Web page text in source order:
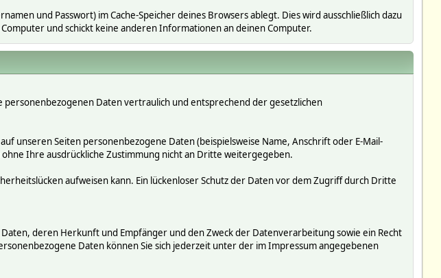
und Passwort) im Cache-Speicher deines Browsers ablegt. Dies wird ausschließlich dazu
und schickt keine anderen Informationen an deinen Computer.
Daten vertraulich und entsprechend der gesetzlichen
unseren Seiten personenbezogene Daten (beispielsweise Name, Anschrift oder E-Mail-
Ihre ausdrückliche Zustimmung nicht an Dritte weitergegeben.
aufweisen kann. Ein lückenloser Schutz der Daten vor dem Zugriff durch Dritte
deren Herkunft und Empfänger und den Zweck der Datenverarbeitung sowie ein Recht
Daten können Sie sich jederzeit unter der im Impressum angegebenen